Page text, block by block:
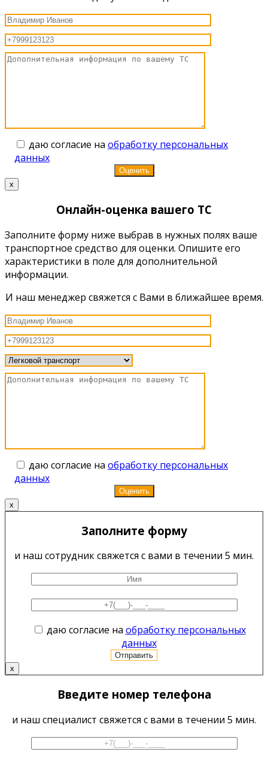
даю согласие на обработку персональных
данных
x
Онлайн-оценка вашего ТС
Заполните форму ниже выбрав в нужных полях ваше
транспортное средство для оценки. Опишите его
характеристики в поле для дополнительной
информации.
И наш менеджер свяжется с Вами в ближайшее время.
даю согласие на обработку персональных
данных
x
Заполните форму
и наш сотрудник свяжется с вами в течении 5 мин.
даю согласие на обработку персональных
данных
x
Введите номер телефона
и наш специалист свяжется с вами в течении 5 мин.